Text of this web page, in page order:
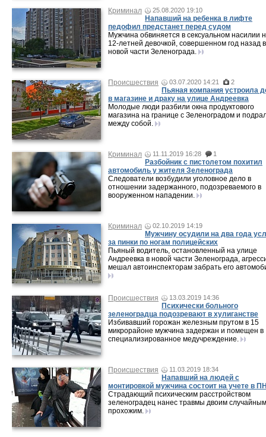
Криминал 25.08.2020 19:10
Напавший на ребенка в лифте
педофил предстанет перед судом
Мужчина обвиняется в сексуальном насилии
12-летней девочкой, совершенном год назад в
новой части Зеленограда.
Происшествия 03.07.2020 14:21 2
Пьяная компания устроила
в магазине и драку на улице Андреевка
Молодые люди разбили окна продуктового
магазина на границе с Зеленоградом и
между собой.
Криминал 11.11.2019 16:28 1
Разбойник с пистолетом похитил
автомобиль у жителя Зеленограда
Следователи возбудили уголовное дело в
отношении задержанного, подозреваемого в
вооруженном нападении.
Криминал 02.10.2019 14:19
Мужчину осудили на два года
за пинки по ногам полицейских
Пьяный водитель, остановленный на улице
Андреевка в новой части Зеленограда,
мешал автоинспекторам забрать его
Происшествия 13.03.2019 14:36
Психически больного
зеленоградца подозревают в хулиганстве
Избивавший горожан железным прутом в 15
микрорайоне мужчина задержан и помещен в
специализированное медучреждение.
Происшествия 11.03.2019 18:34
Напавший на людей с
монтировкой мужчина состоит на учете в
Страдающий психическим расстройством
зеленоградец нанес травмы двоим случайным
прохожим.